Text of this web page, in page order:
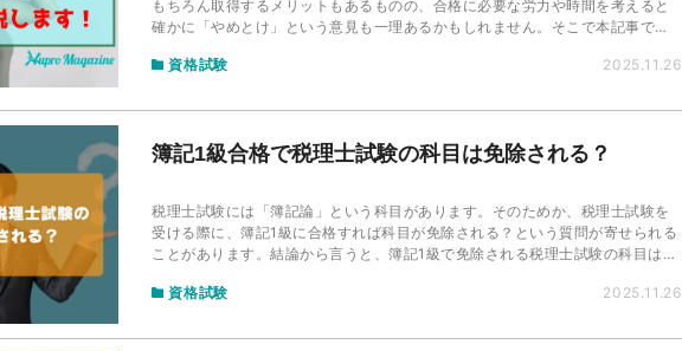
もちろん取得するメリットもあるものの、合格に必要な労力や時間を考えると
確かに「やめとけ」という意見も一理あるかもしれません。そこで本記事で
ついて解説します。
資格試験 2025.11.26
簿記1級合格で税理士試験の科目は免除される？
税理士試験には「簿記論」という科目があります。そのためか、税理士試験を
受ける際に、簿記1級に合格すれば科目が免除される？という質問が寄せられる
ことがあります。結論から言うと、簿記1級で免除される税理士試験の科目はあ
説します
資格試験 2025.11.26